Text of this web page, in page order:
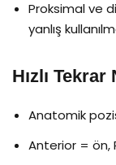
Proksimal ve
yanlış
Hızlı Tekrar
Anatomik
Anterior = ön,